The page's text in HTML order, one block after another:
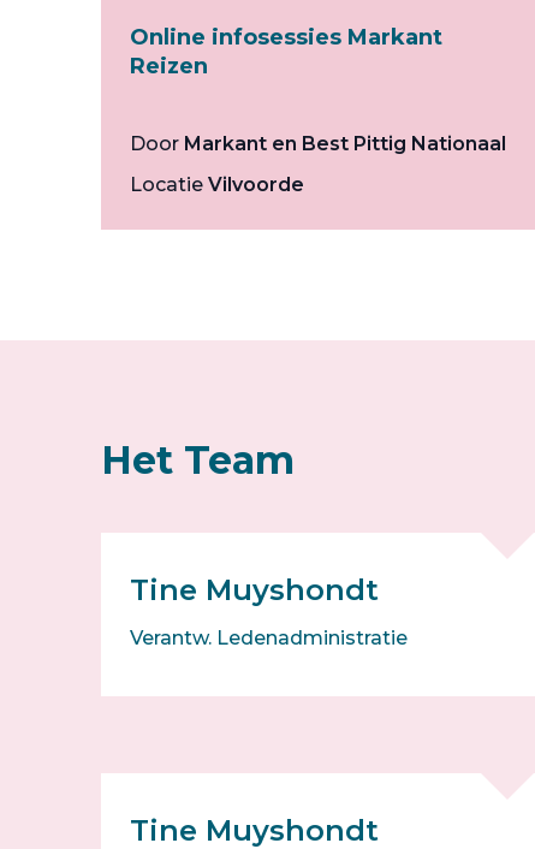
Online infosessies Markant
Reizen
Door Markant en Best Pittig Nationaal
Locatie Vilvoorde
Het Team
Tine Muyshondt
Verantw. Ledenadministratie
Tine Muyshondt